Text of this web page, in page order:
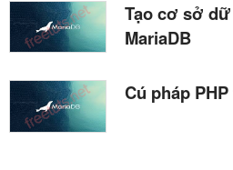
Tạo cơ sở
MariaDB
Cú pháp